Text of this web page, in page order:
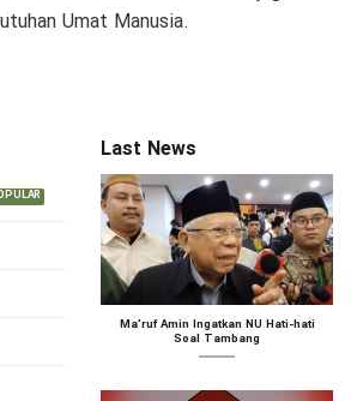
Umat Manusia.
Last News
Ma’ruf Amin Ingatkan NU Hati-hati
Soal Tambang